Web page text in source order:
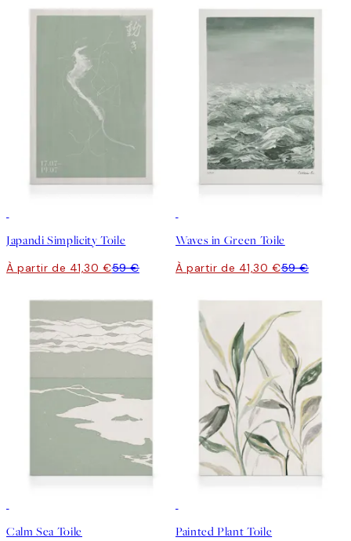
Japandi Simplicity Toile
À partir de 41,30 €59 €
Waves in Green Toile
À partir de 41,30 €59 €
Calm Sea Toile Painted Plant Toile